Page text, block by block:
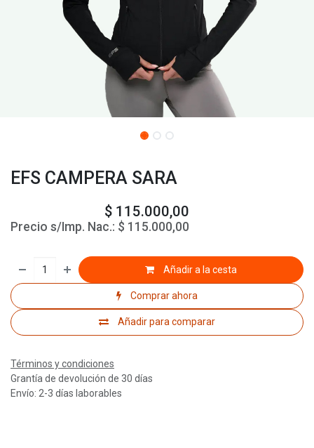
EFS CAMPERA SARA
$ 115.000,00
Precio s/Imp. Nac.: $ 115.000,00
Añadir a la cesta
Comprar ahora
Añadir para comparar
Términos y condiciones
Grantía de devolución de 30 días
Envío: 2-3 días laborables